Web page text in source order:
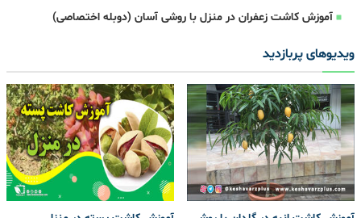
آموزش کاشت زعفران در منزل با روشی آسان (دوبله اختصاصی)
ویدیوهای پربازدید